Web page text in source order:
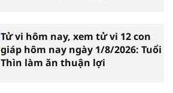
Tử vi hôm nay, xem tử vi 12 con
giáp hôm nay ngày 1/8/2026: Tuổi
Thìn làm ăn thuận lợi